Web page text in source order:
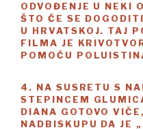
ODVOĐENJE U NEKI
ŠTO ĆE SE
U HRVATSKOJ. TAJ
FILMA JE
POMOĆU
4. NA SUSRETU S
STEPINCEM
DIANA GOTOVO
NADBISKUPU DA JE